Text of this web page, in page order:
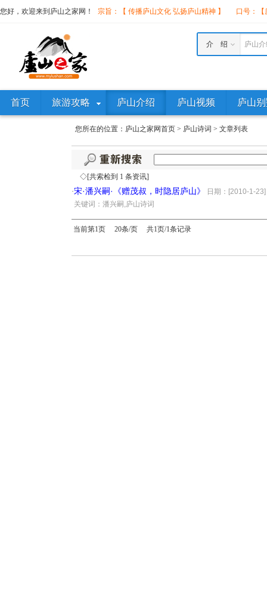
您好，欢迎来到庐山之家网！ 宗旨：【 传播庐山文化 弘扬庐山精神 】 口号：
庐山
介 绍
首页 旅游攻略 庐山介绍 庐山视频 庐山
您所在的位置： 庐山之家网首页 > 庐山诗词 > 文章列表
◇[共索检到 1 条资讯]
·宋·潘兴嗣·《赠茂叔，时隐居庐山》
日期：[2010-1-23]
关键词：潘兴嗣,庐山诗词
当前第1页 20条/页 共1页/1条记录